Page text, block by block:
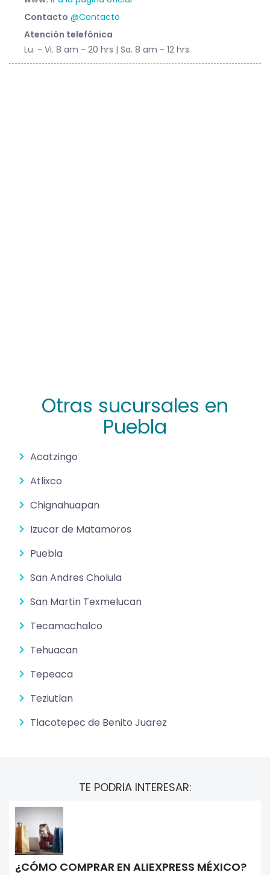
Contacto @Contacto
Atención telefónica
Lu. - Vi. 8 am - 20 hrs | Sa. 8 am - 12 hrs.
Otras sucursales en
Puebla
Acatzingo
Atlixco
Chignahuapan
Izucar de Matamoros
Puebla
San Andres Cholula
San Martin Texmelucan
Tecamachalco
Tehuacan
Tepeaca
Teziutlan
Tlacotepec de Benito Juarez
TE PODRIA INTERESAR:
¿CÓMO COMPRAR EN ALIEXPRESS MÉXICO?